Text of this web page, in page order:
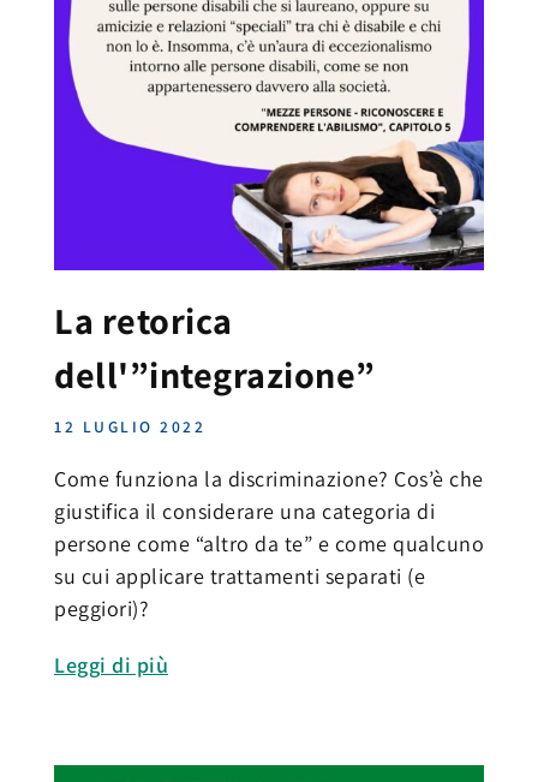
La retorica
dell'”integrazione”
12 LUGLIO 2022
Come funziona la discriminazione? Cos’è che
giustifica il considerare una categoria di
persone come “altro da te” e come qualcuno
su cui applicare trattamenti separati (e
peggiori)?
Leggi di più